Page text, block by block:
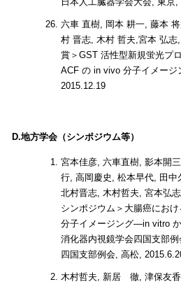
六車 直樹, 岡本 耕一, 藤本
村 晋志, 木村 哲夫,宮本 弘
賞＞GST 活性型新規蛍光プ
ACF の in vivo 分子イメージ
2015.12.19
D.地方学会（シンポジウム等）
宮本佳彦, 六車直樹, 影本開
行, 高岡慶史, 松本早代, 田
北村晋志, 木村哲夫, 宮本弘
シンポジウム＞大腸癌にお
分子イメージング―in vitro
消化器内視鏡学会四国支部
四国支部例会, 高松,
木村哲夫, 新居 徹, 津保友